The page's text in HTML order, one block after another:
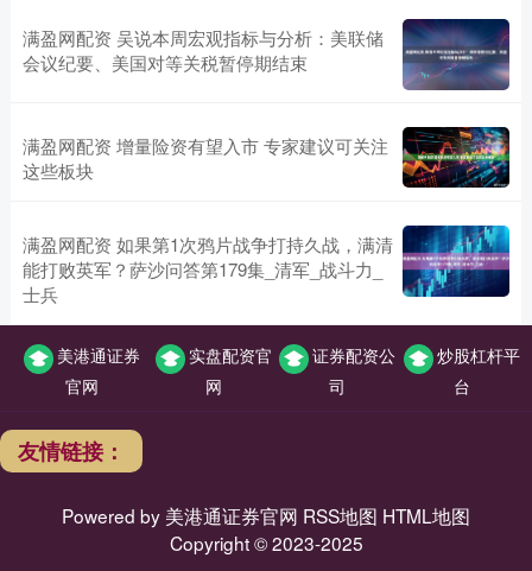
满盈网配资 吴说本周宏观指标与分析：美联储
会议纪要、美国对等关税暂停期结束
满盈网配资 增量险资有望入市 专家建议可关注
这些板块
满盈网配资 如果第1次鸦片战争打持久战，满清
能打败英军？萨沙问答第179集_清军_战斗力_
士兵
美港通证券
官网
实盘配资官
网
证券配资公
司
炒股杠杆平
台
友情链接：
Powered by 美港通证券官网 RSS地图 HTML地图
Copyright© 2023-2025